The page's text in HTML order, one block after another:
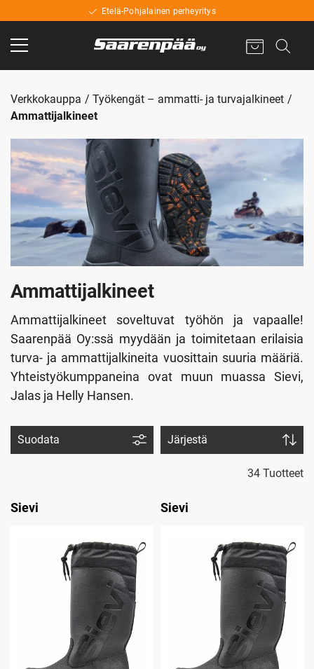
Etelä-Pohjalainen perheyritys
Verkkokauppa
Työkengät – ammatti- ja turvajalkineet
Ammattijalkineet
Ammattijalkineet
Ammattijalkineet soveltuvat työhön ja vapaalle!
Saarenpää Oy:ssä myydään ja toimitetaan erilaisia
turva- ja ammattijalkineita vuosittain suuria määriä.
Yhteistyökumppaneina ovat muun muassa Sievi,
Jalas ja Helly Hansen.
Suodata Järjestä
34 Tuotteet
Sievi Sievi